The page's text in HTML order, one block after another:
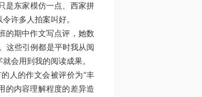
是东家模仿一点、西家拼
许多人拍案叫好。
的期中作文写点评，她数
这些引例都是平时我从阅
会用到我的阅读成果。
人的作文会被评价为“丰
的内容理解程度的差异造